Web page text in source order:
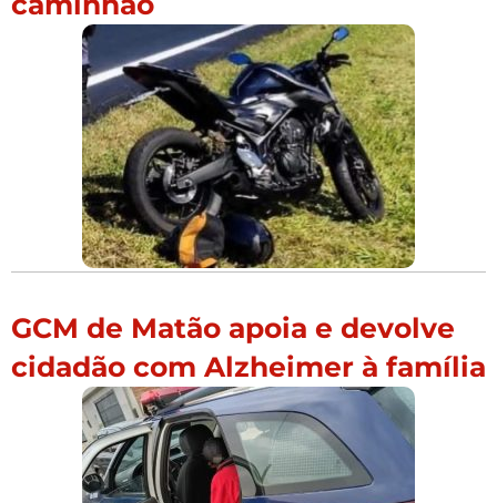
GCM de Matão apoia e devolve
cidadão com Alzheimer à família